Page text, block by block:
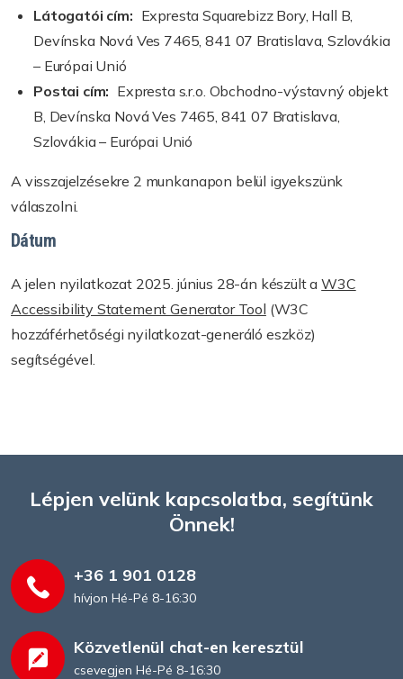
Látogatói cím: Expresta Squarebizz Bory, Hall B,
Devínska Nová Ves 7465, 841 07 Bratislava, Szlovákia
– Európai Unió
Postai cím: Expresta s.r.o. Obchodno-výstavný objekt
B, Devínska Nová Ves 7465, 841 07 Bratislava,
Szlovákia – Európai Unió
A visszajelzésekre 2 munkanapon belül igyekszünk
válaszolni.
Dátum
A jelen nyilatkozat 2025. június 28-án készült aW3C
Accessibility Statement Generator Tool (W3C
hozzáférhetőségi nyilatkozat-generáló eszköz)
segítségével.
Lépjen velünk kapcsolatba, segítünk
Önnek!
+36 1 901 0128
hívjon Hé-Pé 8-16:30
Közvetlenül chat-en keresztül
csevegjen Hé-Pé 8-16:30